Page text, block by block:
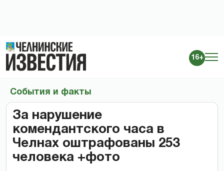
16+
События и факты
За нарушение
комендантского часа в
Челнах оштрафованы 253
человека +фото